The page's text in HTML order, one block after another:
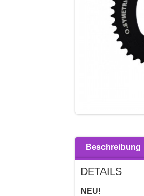
Beschreibung
DETAILS
NEU!